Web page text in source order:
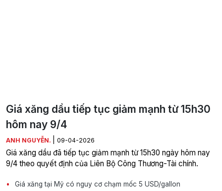
Giá xăng dầu tiếp tục giảm mạnh từ 15h30
hôm nay 9/4
ANH NGUYỄN. 09-04-2026
Giá xăng dầu đã tiếp tục giảm mạnh từ 15h30 ngày hôm nay
9/4 theo quyết định của Liên Bộ Công Thương-Tài chính.
Giá xăng tại Mỹ có nguy cơ chạm mốc 5 USD/gallon